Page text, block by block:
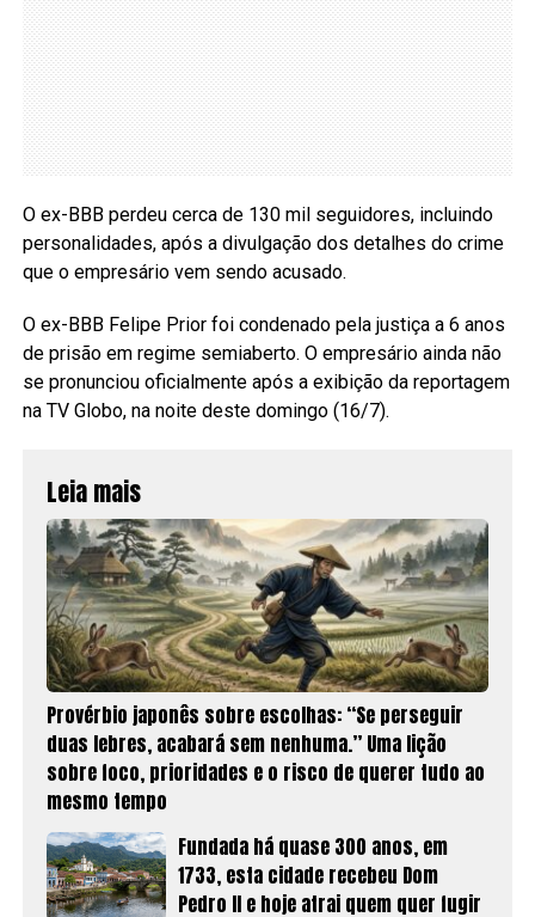
O ex-BBB perdeu cerca de 130 mil seguidores, incluindo
personalidades, após a divulgação dos detalhes do crime
que o empresário vem sendo acusado.
O ex-BBB Felipe Prior foi condenado pela justiça a 6 anos
de prisão em regime semiaberto. O empresário ainda não
se pronunciou oficialmente após a exibição da reportagem
na TV Globo, na noite deste domingo (16/7).
Leia mais
Provérbio japonês sobre escolhas: “Se perseguir
duas lebres, acabará sem nenhuma.” Uma lição
sobre foco, prioridades e o risco de querer tudo ao
mesmo tempo
Fundada há quase 300 anos, em
1733, esta cidade recebeu Dom
Pedro II e hoje atrai quem quer fugir